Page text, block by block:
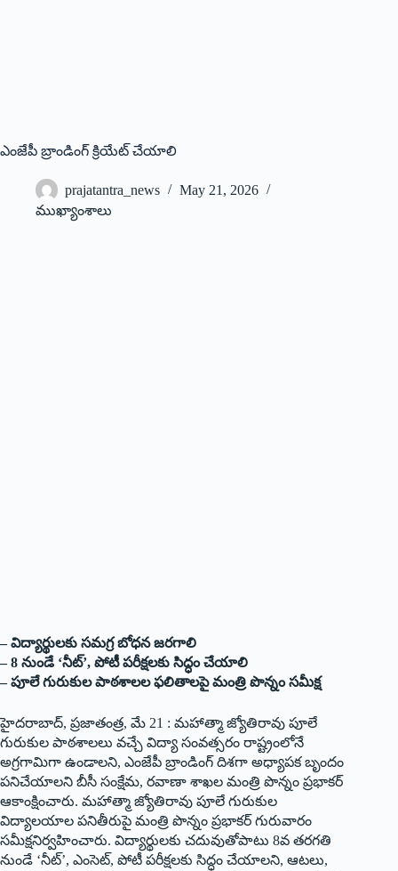
ఎంజేపీ బ్రాండింగ్ క్రియేట్ చేయాలి
prajatantra_news
May 21, 2026
ముఖ్యాంశాలు
– విద్యార్థులకు సమగ్ర బోధన జరగాలి
– 8 నుండే ‘నీట్‌’, పోటీ పరీక్షలకు సిద్ధం చేయాలి
– పూలే గురుకుల పాఠశాలల ఫలితాలపై మంత్రి పొన్నం సమీక్ష
హైదరాబాద్, ప్రజాతంత్ర, మే 21 : మహాత్మా జ్యోతిరావు పూలే
గురుకుల పాఠశాలలు వచ్చే విద్యా సంవత్సరం రాష్ట్రంలోనే
అగ్రగామిగా ఉండాలని, ఎంజేపీ బ్రాండింగ్ దిశగా అధ్యాపక బృందం
పనిచేయాలని బీసీ సంక్షేమ, రవాణా శాఖల మంత్రి పొన్నం ప్రభాకర్
ఆకాంక్షించారు. మహాత్మా జ్యోతిరావు పూలే గురుకుల
విద్యాలయాల పనితీరుపై మంత్రి పొన్నం ప్రభాకర్ గురువారం
సమీక్షనిర్వహించారు. విద్యార్థులకు చదువుతోపాటు 8వ తరగతి
నుండే ‘నీట్‌’, ఎంసెట్, పోటీ పరీక్షలకు సిద్ధం చేయాలని, ఆటలు,